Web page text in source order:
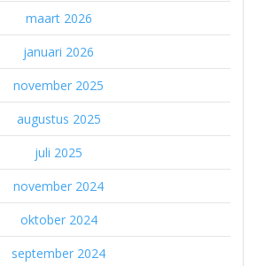
maart 2026
januari 2026
november 2025
augustus 2025
juli 2025
november 2024
oktober 2024
september 2024